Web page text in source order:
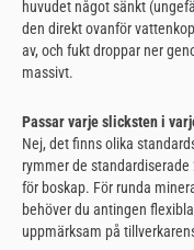
huvudet något sänkt
den direkt ovanför
av, och fukt droppar ner
massivt.
Passar varje slicksten i
Nej, det finns olika
rymmer de
för boskap. För runda
behöver du antingen
uppmärksam på